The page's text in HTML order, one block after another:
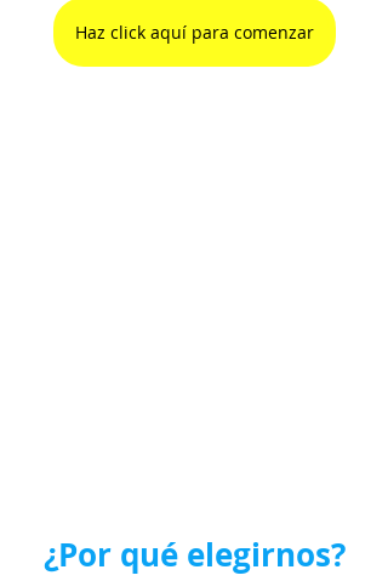
Haz click aquí para comenzar
¿Por qué elegirnos?